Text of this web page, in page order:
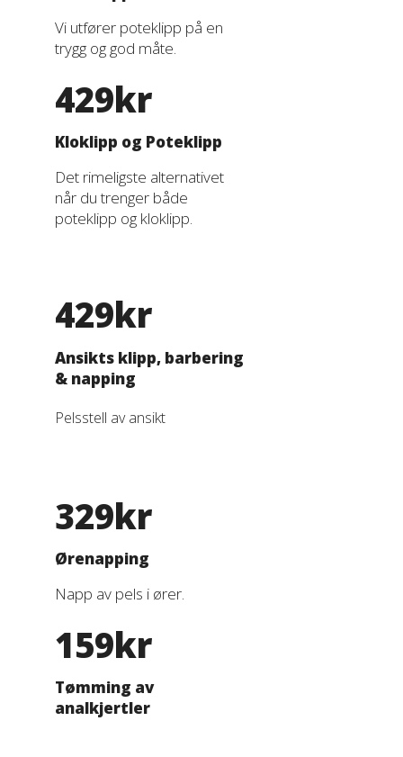
Vi utfører poteklipp på en
trygg og god måte.
429kr
Kloklipp og Poteklipp
Det rimeligste alternativet
når du trenger både
poteklipp og kloklipp.
429kr
Ansikts klipp, barbering
& napping
Pelsstell av ansikt
329kr
Ørenapping
Napp av pels i ører.
159kr
Tømming av
analkjertler